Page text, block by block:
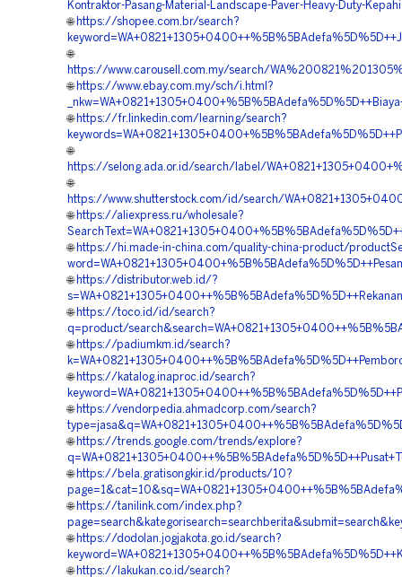
Kontraktor-Pasang-Material-Landscape-Paver-Heavy-Duty-
🌐 https://shopee.com.br/search?
🌐
https://www.carousell.com.my/search/
🌐 https://www.ebay.com.my/sch/i.html?
🌐 https://fr.linkedin.com/learning/search?
🌐
https://selong.ada.or.id/search/label/
🌐
https://www.shutterstock.com/id/search/
🌐 https://aliexpress.ru/wholesale?
🌐 https://hi.made-in-china.com/quality-china-product/
🌐 https://distributor.web.id/?
🌐 https://toco.id/id/search?
q=product/
🌐 https://padiumkm.id/search?
🌐 https://katalog.inaproc.id/search?
🌐 https://vendorpedia.ahmadcorp.com/search?
🌐 https://trends.google.com/trends/explore?
🌐 https://bela.gratisongkir.id/products/10?
🌐 https://tanilink.com/index.php?
🌐 https://dodolan.jogjakota.go.id/search?
🌐 https://lakukan.co.id/search?